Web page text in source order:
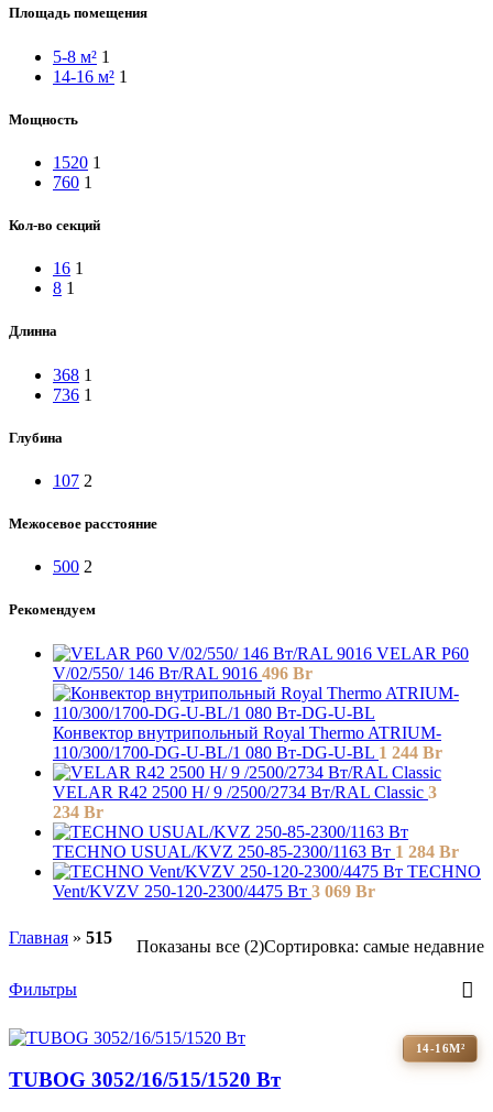
Площадь помещения
5-8 м² 1
14-16 м² 1
Мощность
1520 1
760 1
Кол-во секций
16 1
8 1
Длинна
368 1
736 1
Глубина
107 2
Межосевое расстояние
500 2
Рекомендуем
VELAR P60
V/02/550/ 146 Bт/RAL 9016 496 Br
Конвектор внутрипольный Royal Thermo ATRIUM-
110/300/1700-DG-U-BL/1 080 Вт-DG-U-BL 1 244 Br
VELAR R42 2500 H/ 9 /2500/2734 Вт/RAL Classic 3
234 Br
TECHNO USUAL/KVZ 250-85-2300/1163 Вт 1 284 Br
TECHNO
Vent/KVZV 250-120-2300/4475 Вт 3 069 Br
Главная » 515 Показаны все (2)Сортировка: самые недавние
Фильтры
14-16М²
TUBOG 3052/16/515/1520 Вт